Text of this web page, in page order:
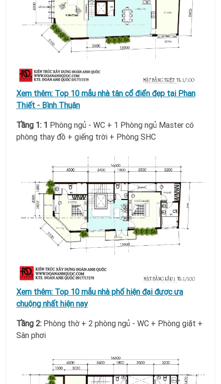
Xem thêm: Top 10 mẫu nhà tân cổ điển đẹp tại Phan
Thiết - Bình Thuận
Tầng 1: 1 Phòng ngủ - WC + 1 Phòng ngủ Master có
phòng thay đồ + giếng trời + Phòng SHC
Xem thêm: Top 10 mẫu nhà phố hiện đại được ưa
chuộng nhất hiện nay
Tầng 2: Phòng thờ + 2 phòng ngủ - WC + Phòng giặt +
Sân phơi